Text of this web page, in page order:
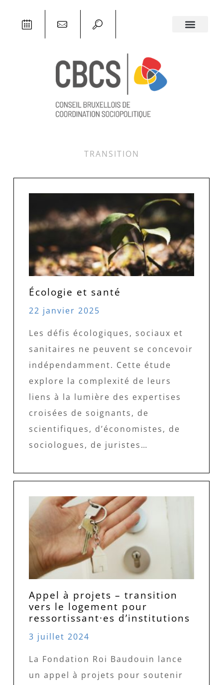
TRANSITION
Écologie et santé
22 janvier 2025
Les défis écologiques, sociaux et
sanitaires ne peuvent se concevoir
indépendamment. Cette étude
explore la complexité de leurs
liens à la lumière des expertises
croisées de soignants, de
scientifiques, d’économistes, de
sociologues, de juristes…
Appel à projets – transition
vers le logement pour
ressortissant·es d’institutions
3 juillet 2024
La Fondation Roi Baudouin lance
un appel à projets pour soutenir